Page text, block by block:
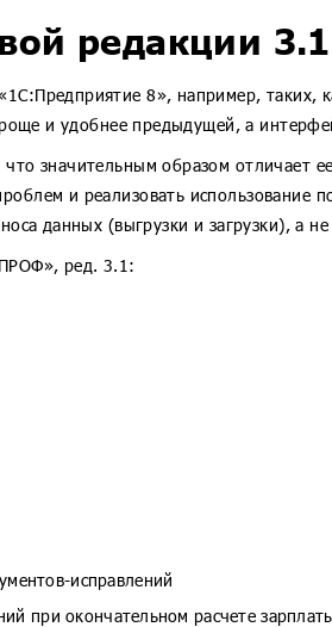
1С:Предприятие 8.3z
1С:Шина
редакции 3.1
8», например, таких,
и удобнее предыдущей, а
значительным образом отличает
и реализовать использование
данных (выгрузки и загрузки), а
ред. 3.1:
исправлений
при окончательном расчете